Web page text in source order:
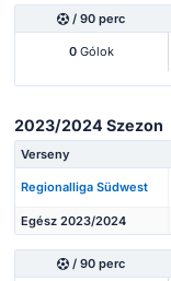
/ 90 perc
0Gólok
2023/2024 Szezon
Verseny
Regionalliga Südwest
Egész 2023/2024
/ 90 perc